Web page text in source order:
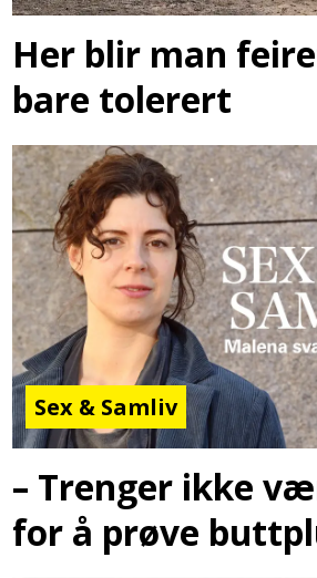
Her blir man
bare tolerert
Sex & Samliv
– Trenger ikke
for å prøve